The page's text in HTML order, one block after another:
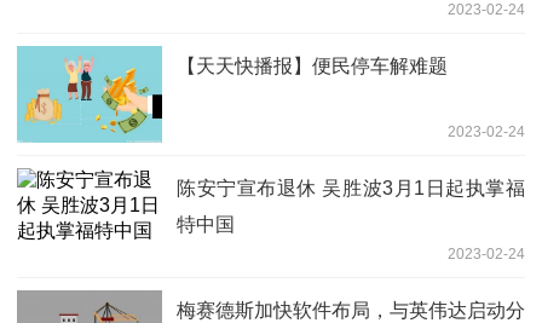
2023-02-24
【天天快播报】便民停车解难题
2023-02-24
陈安宁宣布退休 吴胜波3月1日起执掌福
特中国
2023-02-24
梅赛德斯加快软件布局，与英伟达启动分